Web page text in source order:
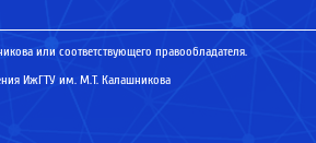
или соответствующего правообладателя.
ИжГТУ им. М.Т. Калашникова